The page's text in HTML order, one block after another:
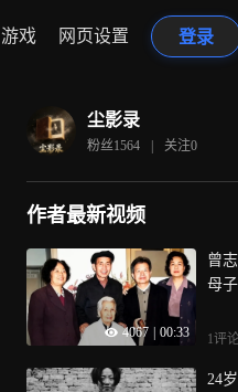
游戏 网页设置 登录
尘影录
粉丝1564 | 关注0
作者最新视频
4067 00:33
曾
母
1评
24